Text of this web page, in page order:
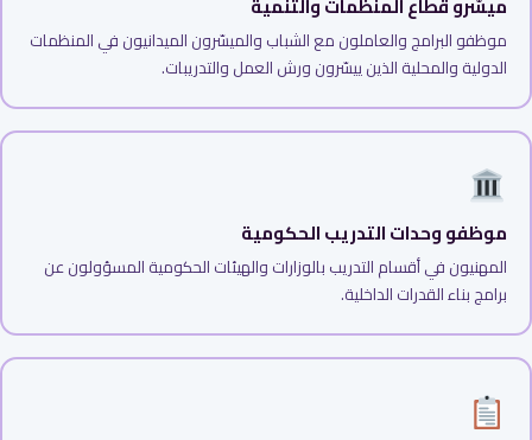
موظفو البرامج والعاملون مع الشباب والميسّرون الميدانيون في المنظمات
الدولية والمحلية الذين ييسّرون ورش العمل والتدريبات.
موظفو وحدات التدريب الحكومية
المهنيون في أقسام التدريب بالوزارات والهيئات الحكومية المسؤولون عن
برامج بناء القدرات الداخلية.